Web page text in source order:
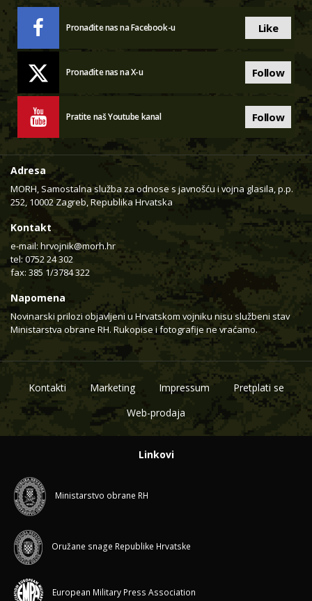
Pronađite nas na Facebook-u Like
Pronađite nas na X-u Follow
Pratite naš Youtube kanal Follow
Adresa
MORH, Samostalna služba za odnose s javnošću i vojna glasila, p.p.
252, 10002 Zagreb, Republika Hrvatska
Kontakt
e-mail: hrvojnik@morh.hr
tel: 0752 24 302
fax: 385 1/3784 322
Napomena
Novinarski prilozi objavljeni u Hrvatskom vojniku nisu službeni stav
Ministarstva obrane RH. Rukopise i fotografije ne vraćamo.
Kontakti Marketing Impressum
Pretplati se
Web-prodaja
Linkovi
Ministarstvo obrane RH
Oružane snage Republike Hrvatske
European Military Press Association